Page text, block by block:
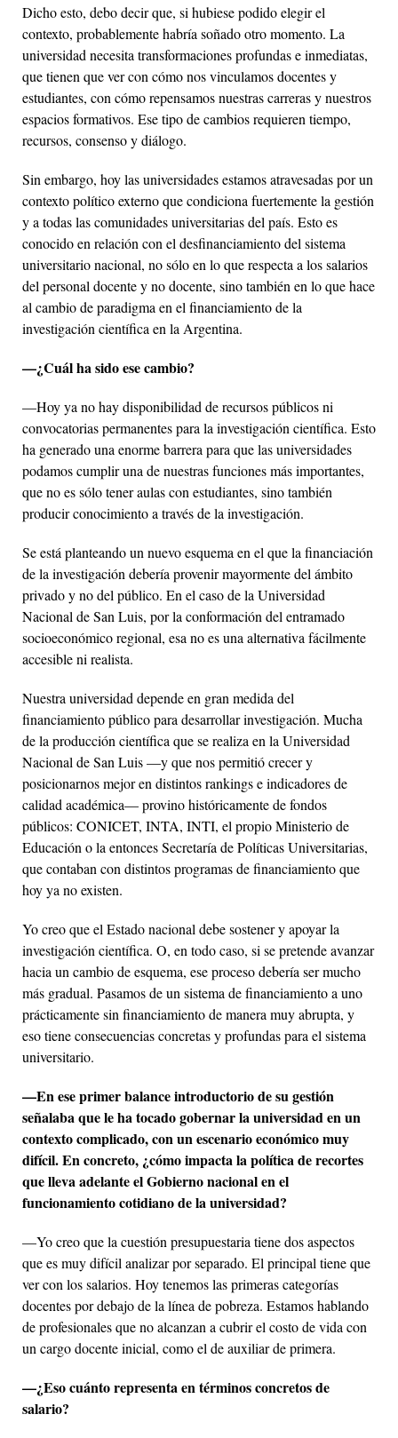
Dicho esto, debo decir que, si hubiese podido elegir el
contexto, probablemente habría soñado otro momento. La
universidad necesita transformaciones profundas e inmediatas,
que tienen que ver con cómo nos vinculamos docentes y
estudiantes, con cómo repensamos nuestras carreras y nuestros
espacios formativos. Ese tipo de cambios requieren tiempo,
recursos, consenso y diálogo.
Sin embargo, hoy las universidades estamos atravesadas por un
contexto político externo que condiciona fuertemente la gestión
y a todas las comunidades universitarias del país. Esto es
conocido en relación con el desfinanciamiento del sistema
universitario nacional, no sólo en lo que respecta a los salarios
del personal docente y no docente, sino también en lo que hace
al cambio de paradigma en el financiamiento de la
investigación científica en la Argentina.
—¿Cuál ha sido ese cambio?
—Hoy ya no hay disponibilidad de recursos públicos ni
convocatorias permanentes para la investigación científica. Esto
ha generado una enorme barrera para que las universidades
podamos cumplir una de nuestras funciones más importantes,
que no es sólo tener aulas con estudiantes, sino también
producir conocimiento a través de la investigación.
Se está planteando un nuevo esquema en el que la financiación
de la investigación debería provenir mayormente del ámbito
privado y no del público. En el caso de la Universidad
Nacional de San Luis, por la conformación del entramado
socioeconómico regional, esa no es una alternativa fácilmente
accesible ni realista.
Nuestra universidad depende en gran medida del
financiamiento público para desarrollar investigación. Mucha
de la producción científica que se realiza en la Universidad
Nacional de San Luis —y que nos permitió crecer y
posicionarnos mejor en distintos rankings e indicadores de
calidad académica— provino históricamente de fondos
públicos: CONICET, INTA, INTI, el propio Ministerio de
Educación o la entonces Secretaría de Políticas Universitarias,
que contaban con distintos programas de financiamiento que
hoy ya no existen.
Yo creo que el Estado nacional debe sostener y apoyar la
investigación científica. O, en todo caso, si se pretende avanzar
hacia un cambio de esquema, ese proceso debería ser mucho
más gradual. Pasamos de un sistema de financiamiento a uno
prácticamente sin financiamiento de manera muy abrupta, y
eso tiene consecuencias concretas y profundas para el sistema
universitario.
—En ese primer balance introductorio de su gestión
señalaba que le ha tocado gobernar la universidad en un
contexto complicado, con un escenario económico muy
difícil. En concreto, ¿cómo impacta la política de recortes
que lleva adelante el Gobierno nacional en el
funcionamiento cotidiano de la universidad?
—Yo creo que la cuestión presupuestaria tiene dos aspectos
que es muy difícil analizar por separado. El principal tiene que
ver con los salarios. Hoy tenemos las primeras categorías
docentes por debajo de la línea de pobreza. Estamos hablando
de profesionales que no alcanzan a cubrir el costo de vida con
un cargo docente inicial, como el de auxiliar de primera.
—¿Eso cuánto representa en términos concretos de
salario?